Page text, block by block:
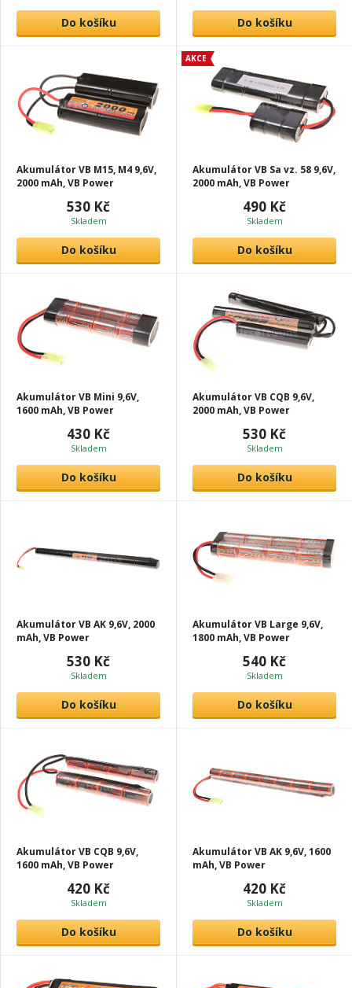
Do košíku Do košíku
Akumulátor VB M15, M4 9,6V,
2000 mAh, VB Power
530 Kč
Skladem
Do košíku
Akumulátor VB Sa vz. 58 9,6V,
2000 mAh, VB Power
490 Kč
Skladem
AKCE
Do košíku
Akumulátor VB Mini 9,6V,
1600 mAh, VB Power
430 Kč
Skladem
Do košíku
Akumulátor VB CQB 9,6V,
2000 mAh, VB Power
530 Kč
Skladem
Do košíku
Akumulátor VB AK 9,6V, 2000
mAh, VB Power
530 Kč
Skladem
Do košíku
Akumulátor VB Large 9,6V,
1800 mAh, VB Power
540 Kč
Skladem
Do košíku
Akumulátor VB CQB 9,6V,
1600 mAh, VB Power
420 Kč
Skladem
Do košíku
Akumulátor VB AK 9,6V, 1600
mAh, VB Power
420 Kč
Skladem
Do košíku